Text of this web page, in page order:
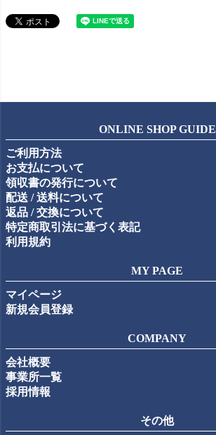
ONLINE SHOP GUIDE
ご利用方法
お支払について
領収書の発行について
配送 / 送料について
返品 / 交換について
特定商取引法に基づく表記
利用規約
MY PAGE
マイページ
新規会員登録
COMPANY
会社概要
事業所一覧
採用情報
その他